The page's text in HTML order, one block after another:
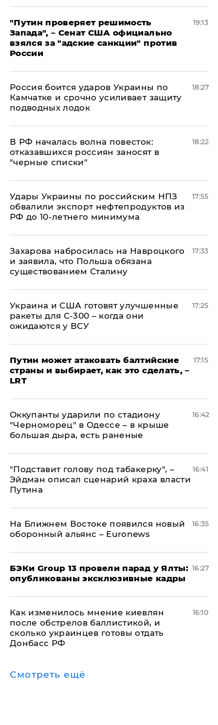
"Путин проверяет решимость
Запада", – Сенат США официально
взялся за "адские санкции" против
России
19:13
Россия боится ударов Украины по
Камчатке и срочно усиливает защиту
подводных лодок
18:27
​В РФ началась волна повесток:
отказавшихся россиян заносят в
"черные списки"
18:22
Удары Украины по российским НПЗ
обвалили экспорт нефтепродуктов из
РФ до 10-летнего минимума
17:55
​Захарова набросилась на Навроцкого
и заявила, что Польша обязана
существованием Сталину
17:33
Украина и США готовят улучшенные
ракеты для С-300 – когда они
ожидаются у ВСУ
17:25
Путин может атаковать балтийские
страны и выбирает, как это сделать, –
LRT
17:15
Оккупанты ударили по стадиону
"Черноморец" в Одессе – в крыше
большая дыра, есть раненые
16:42
​"Подставит голову под табакерку", –
Эйдман описал сценарий краха власти
Путина
16:41
На Ближнем Востоке появился новый
оборонный альянс – Euronews
16:35
​БЭКи Group 13 провели парад у Ялты:
опубликованы эксклюзивные кадры
16:27
Как изменилось мнение киевлян
после обстрелов баллистикой, и
сколько украинцев готовы отдать
Донбасс РФ
16:10
Смотреть ещё